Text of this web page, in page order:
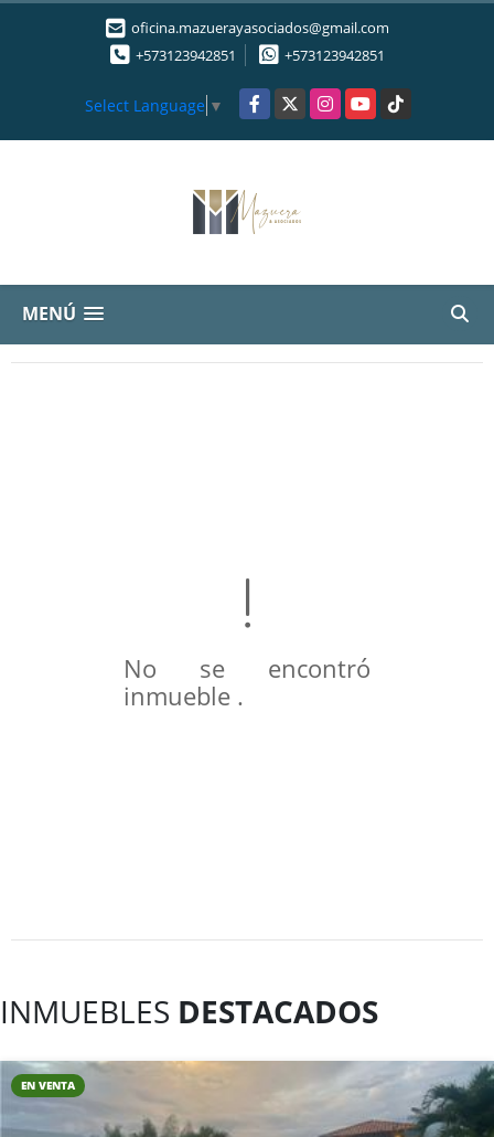
oficina.mazuerayasociados@gmail.com
+573123942851
+573123942851
Select Language ▼ Facebook
X InstagramYouTubeTikTok
MENÚ
No se encontró
inmueble .
INMUEBLES DESTACADOS
EN VENTA